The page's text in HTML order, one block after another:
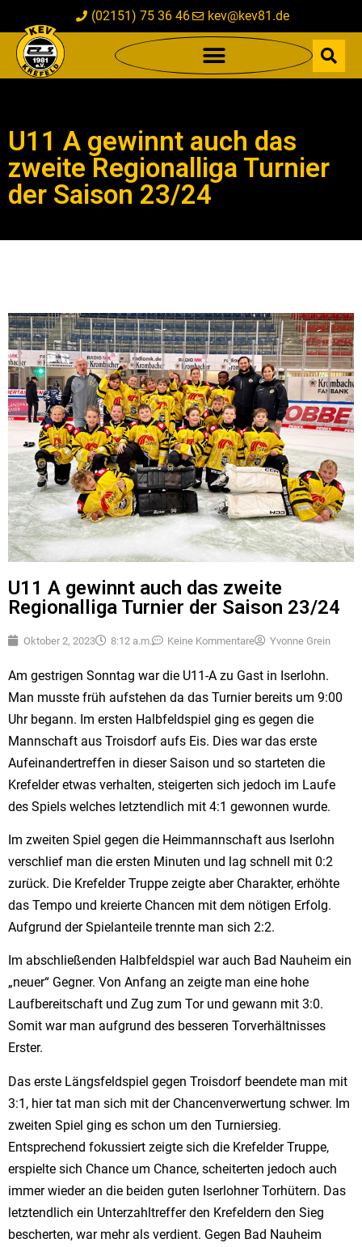
(02151) 75 36 46 kev@kev81.de
U11 A gewinnt auch das
zweite Regionalliga Turnier
der Saison 23/24
U11 A gewinnt auch das zweite
Regionalliga Turnier der Saison 23/24
Oktober 2, 2023 8:12 a.m. Keine Kommentare Yvonne Grein
Am gestrigen Sonntag war die U11-A zu Gast in Iserlohn.
Man musste früh aufstehen da das Turnier bereits um 9:00
Uhr begann. Im ersten Halbfeldspiel ging es gegen die
Mannschaft aus Troisdorf aufs Eis. Dies war das erste
Aufeinandertreffen in dieser Saison und so starteten die
Krefelder etwas verhalten, steigerten sich jedoch im Laufe
des Spiels welches letztendlich mit 4:1 gewonnen wurde.
Im zweiten Spiel gegen die Heimmannschaft aus Iserlohn
verschlief man die ersten Minuten und lag schnell mit 0:2
zurück. Die Krefelder Truppe zeigte aber Charakter, erhöhte
das Tempo und kreierte Chancen mit dem nötigen Erfolg.
Aufgrund der Spielanteile trennte man sich 2:2.
Im abschließenden Halbfeldspiel war auch Bad Nauheim ein
„neuer“ Gegner. Von Anfang an zeigte man eine hohe
Laufbereitschaft und Zug zum Tor und gewann mit 3:0.
Somit war man aufgrund des besseren Torverhältnisses
Erster.
Das erste Längsfeldspiel gegen Troisdorf beendete man mit
3:1, hier tat man sich mit der Chancenverwertung schwer. Im
zweiten Spiel ging es schon um den Turniersieg.
Entsprechend fokussiert zeigte sich die Krefelder Truppe,
erspielte sich Chance um Chance, scheiterten jedoch auch
immer wieder an die beiden guten Iserlohner Torhütern. Das
letztendlich ein Unterzahltreffer den Krefeldern den Sieg
bescherten, war mehr als verdient. Gegen Bad Nauheim